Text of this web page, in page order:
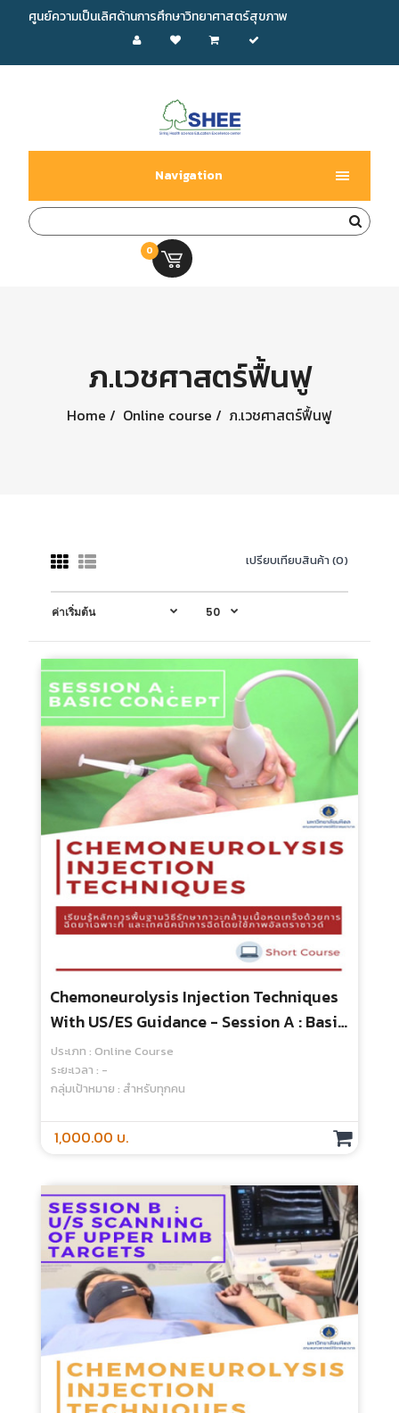
ศูนย์ความเป็นเลิศด้านการศึกษาวิทยาศาสตร์สุขภาพ
Navigation
0
ภ.เวชศาสตร์ฟื้นฟู
Home Online course ภ.เวชศาสตร์ฟื้นฟู
เปรียบเทียบสินค้า (0)
Chemoneurolysis Injection Techniques
With US/ES Guidance - Session A : Basic
Concept
ประเภท : Online Course
ระยะเวลา : -
กลุ่มเป้าหมาย : สำหรับทุกคน
1,000.00 บ.